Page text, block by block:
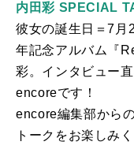
内田彩 SPECIAL
彼女の誕生日＝7月
年記念アルバム『
彩。インタビュー
encoreです！
encore編集部から
トークをお楽しみく